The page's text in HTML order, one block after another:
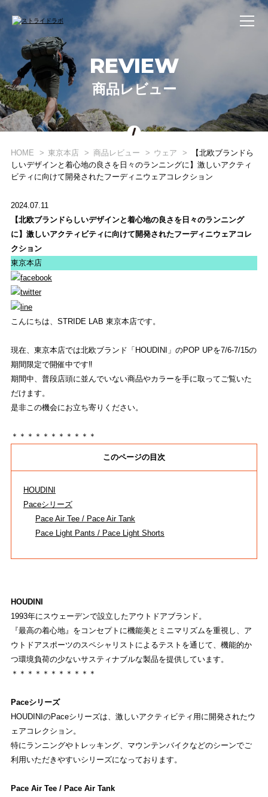
WHAT'S STRIDE LAB ?
STRIDE LABとは？
ONLINE SHOP
オンライン ショップ
EVENT
イベント
REVIEW
商品レビュー
COLUMN
コラム
SHOP
店舗一覧
RECRUIT
HEAD OFFICE
ストライトラボ東京本店TOP
REVIEW
ストライトラボ東京本店独自の商品レビュー
STAFFBLOG
SHOP INFORMATION
ストライトラボ東京本店 店舗情報
REVIEW
商品レビュー
HOME 東京本店 商品レビュー ウェア
【北欧ブランドら
しいデザインと着心地の良さを日々のランニングに】激しいアクティ
ビティに向けて開発されたフーディニウェアコレクション
2024.07.11
【北欧ブランドらしいデザインと着心地の良さを日々のランニング
に】激しいアクティビティに向けて開発されたフーディニウェアコレ
クション
東京本店
こんにちは、STRIDE LAB 東京本店です。
現在、東京本店では北欧ブランド「HOUDINI」のPOP UPを7/6-7/15の
期間限定で開催中です‼︎
期間中、普段店頭に並んでいない商品やカラーを手に取ってご覧いた
だけます。
是非この機会にお立ち寄りください。
＊＊＊＊＊＊＊＊＊＊＊
このページの目次
HOUDINI
Paceシリーズ
Pace Air Tee / Pace Air Tank
Pace Light Pants / Pace Light Shorts
HOUDINI
1993年にスウェーデンで設立したアウトドアブランド。
『最高の着心地』をコンセプトに機能美とミニマリズムを重視し、ア
ウトドアスポーツのスペシャリストによるテストを通じて、機能的か
つ環境負荷の少ないサスティナブルな製品を提供しています。
＊＊＊＊＊＊＊＊＊＊＊
Paceシリーズ
HOUDINIのPaceシリーズは、激しいアクティビティ用に開発されたウ
ェアコレクション。
特にランニングやトレッキング、マウンテンバイクなどのシーンでご
利用いただきやすいシリーズになっております。
Pace Air Tee / Pace Air Tank